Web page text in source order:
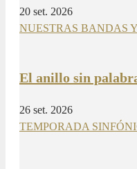
20 set. 2026
NUESTRAS BANDAS
El anillo sin
26 set. 2026
TEMPORADA